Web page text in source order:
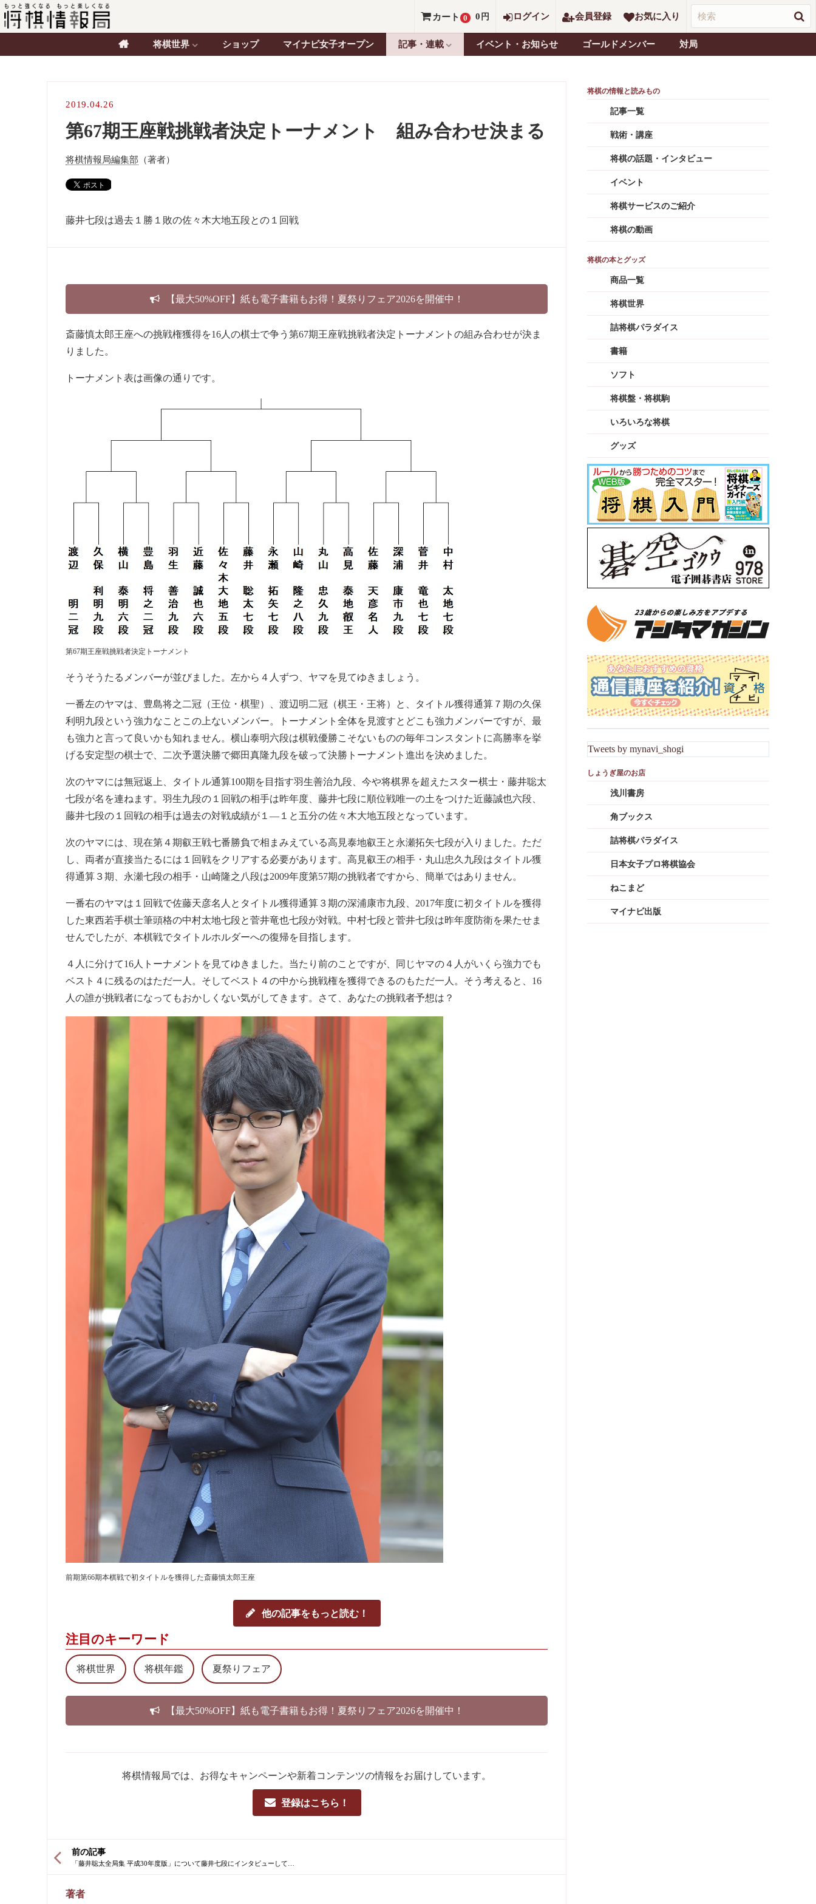
カート 0 0 円 ログイン 会員登録 お気に入り
将棋世界 ショップ マイナビ女子オープン 記事・連載 イベント・お知らせ ゴールドメンバー 対局
2019.04.26
第67期王座戦挑戦者決定トーナメント 組み合わせ決まる
将棋情報局編集部 （著者）
藤井七段は過去１勝１敗の佐々木大地五段との１回戦
【最大50%OFF】紙も電子書籍もお得！夏祭りフェア2026を開催中！
斎藤慎太郎王座への挑戦権獲得を16人の棋士で争う第67期王座戦挑戦者決定トーナメントの組み合わせが決ま
りました。
トーナメント表は画像の通りです。
第67期王座戦挑戦者決定トーナメント
そうそうたるメンバーが並びました。左から４人ずつ、ヤマを見てゆきましょう。
一番左のヤマは、豊島将之二冠（王位・棋聖）、渡辺明二冠（棋王・王将）と、タイトル獲得通算７期の久保
利明九段という強力なことこの上ないメンバー。トーナメント全体を見渡すとどこも強力メンバーですが、最
も強力と言って良いかも知れません。横山泰明六段は棋戦優勝こそないものの毎年コンスタントに高勝率を挙
げる安定型の棋士で、二次予選決勝で郷田真隆九段を破って決勝トーナメント進出を決めました。
次のヤマには無冠返上、タイトル通算100期を目指す羽生善治九段、今や将棋界を超えたスター棋士・藤井聡太
七段が名を連ねます。羽生九段の１回戦の相手は昨年度、藤井七段に順位戦唯一の土をつけた近藤誠也六段、
藤井七段の１回戦の相手は過去の対戦成績が１―１と五分の佐々木大地五段となっています。
次のヤマには、現在第４期叡王戦七番勝負で相まみえている高見泰地叡王と永瀬拓矢七段が入りました。ただ
し、両者が直接当たるには１回戦をクリアする必要があります。高見叡王の相手・丸山忠久九段はタイトル獲
得通算３期、永瀬七段の相手・山崎隆之八段は2009年度第57期の挑戦者ですから、簡単ではありません。
一番右のヤマは１回戦で佐藤天彦名人とタイトル獲得通算３期の深浦康市九段、2017年度に初タイトルを獲得
した東西若手棋士筆頭格の中村太地七段と菅井竜也七段が対戦。中村七段と菅井七段は昨年度防衛を果たせま
せんでしたが、本棋戦でタイトルホルダーへの復帰を目指します。
４人に分けて16人トーナメントを見てゆきました。当たり前のことですが、同じヤマの４人がいくら強力でも
ベスト４に残るのはただ一人。そしてベスト４の中から挑戦権を獲得できるのもただ一人。そう考えると、16
人の誰が挑戦者になってもおかしくない気がしてきます。さて、あなたの挑戦者予想は？
前期第66期本棋戦で初タイトルを獲得した斎藤慎太郎王座
他の記事をもっと読む！
注目のキーワード
将棋世界 将棋年鑑 夏祭りフェア
【最大50%OFF】紙も電子書籍もお得！夏祭りフェア2026を開催中！
将棋情報局では、お得なキャンペーンや新着コンテンツの情報をお届けしています。
登録はこちら！
前の記事
著者
記事一覧
戦術・講座
将棋の話題・インタビュー
イベント
将棋サービスのご紹介
将棋の動画
商品一覧
将棋世界
詰将棋パラダイス
書籍
ソフト
将棋盤・将棋駒
いろいろな将棋
グッズ
Tweets by mynavi_shogi
浅川書房
角ブックス
詰将棋パラダイス
日本女子プロ将棋協会
ねこまど
マイナビ出版